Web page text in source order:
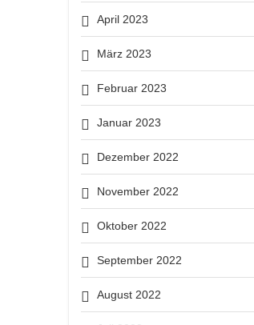
April 2023
März 2023
Februar 2023
Januar 2023
Dezember 2022
November 2022
Oktober 2022
September 2022
August 2022